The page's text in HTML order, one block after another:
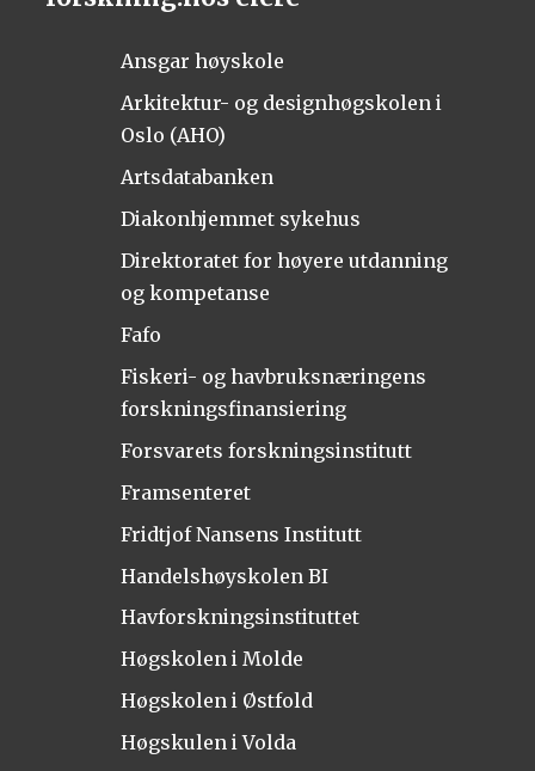
Ansgar høyskole
Arkitektur- og designhøgskolen i
Oslo (AHO)
Artsdatabanken
Diakonhjemmet sykehus
Direktoratet for høyere utdanning
og kompetanse
Fafo
Fiskeri- og havbruksnæringens
forskningsfinansiering
Forsvarets forskningsinstitutt
Framsenteret
Fridtjof Nansens Institutt
Handelshøyskolen BI
Havforskningsinstituttet
Høgskolen i Molde
Høgskolen i Østfold
Høgskulen i Volda